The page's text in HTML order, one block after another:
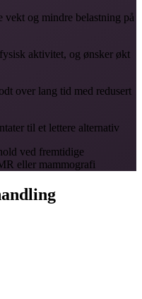
vekt og mindre belastning på
aktivitet, og ønsker økt
over lang tid med redusert
til et lettere alternativ
ved fremtidige
eller mammografi